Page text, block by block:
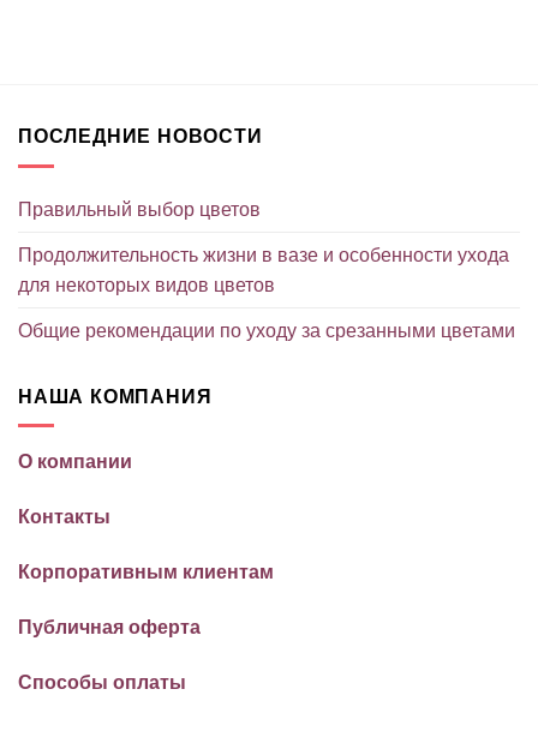
ПОСЛЕДНИЕ НОВОСТИ
Правильный выбор цветов
Продолжительность жизни в вазе и особенности ухода
для некоторых видов цветов
Общие рекомендации по уходу за срезанными цветами
НАША КОМПАНИЯ
О компании
Контакты
Корпоративным клиентам
Публичная оферта
Способы оплаты